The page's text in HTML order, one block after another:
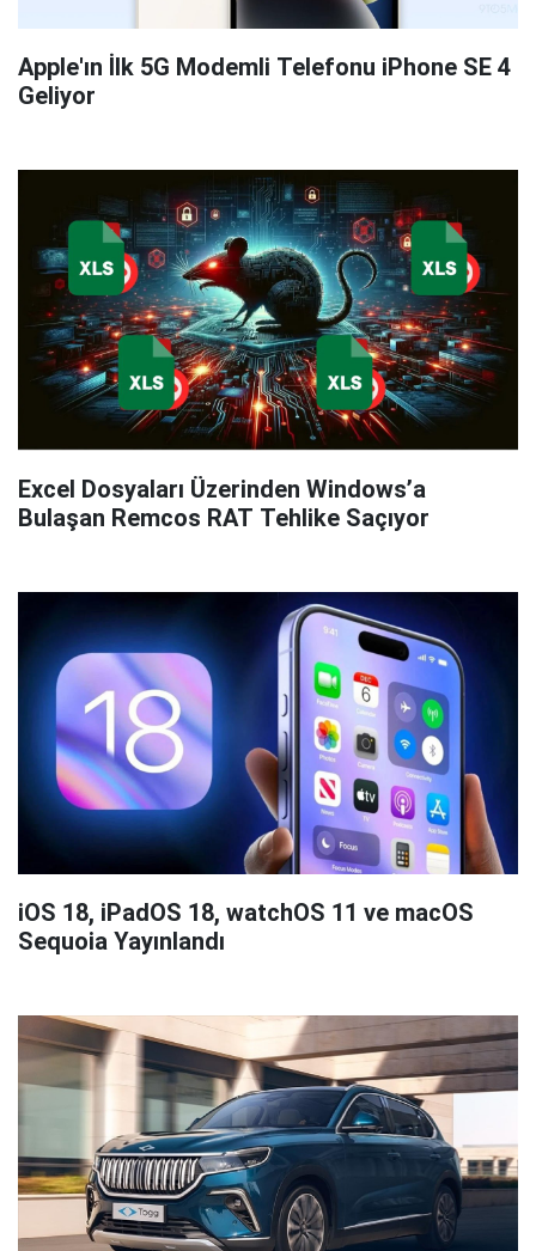
Apple'ın İlk 5G Modemli Telefonu iPhone SE 4
Geliyor
Excel Dosyaları Üzerinden Windows’a
Bulaşan Remcos RAT Tehlike Saçıyor
iOS 18, iPadOS 18, watchOS 11 ve macOS
Sequoia Yayınlandı